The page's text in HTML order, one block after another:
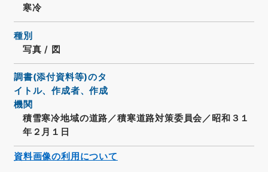
寒冷
種別
写真 / 図
調書(添付資料等)のタ
イトル、作成者、作成
機関
積雪寒冷地域の道路／積寒道路対策委員会／昭和３１
年２月１日
資料画像の利用について